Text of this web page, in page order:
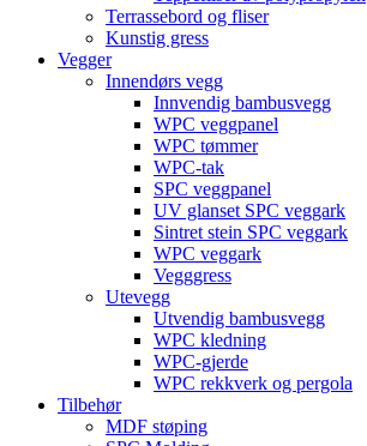
Terrassebord og fliser
Kunstig gress
Vegger
Innendørs vegg
Innvendig bambusvegg
WPC veggpanel
WPC tømmer
WPC-tak
SPC veggpanel
UV glanset SPC veggark
Sintret stein SPC veggark
WPC veggark
Vegggress
Utevegg
Utvendig bambusvegg
WPC kledning
WPC-gjerde
WPC rekkverk og pergola
Tilbehør
MDF støping